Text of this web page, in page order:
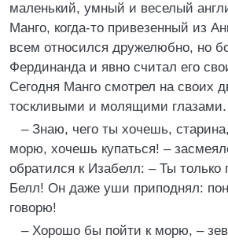
маленький, умный и веселый
Манго, когда-то привезенный из
всем относился дружелюбно, но
Фердинанда и явно считал его
Сегодня Манго смотрел на своих
тоскливыми и молящими глазами.
– Знаю, чего ты хочешь,
морю, хочешь купаться! –
обратился к Изабелл: – Ты только
Белл! Он даже уши приподнял:
говорю!
– Хорошо бы пойти к морю, –